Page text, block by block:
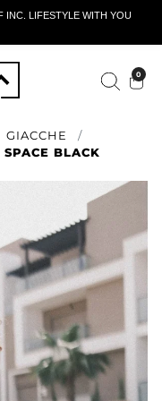
INC. LIFESTYLE WITH YOU
0
GIACCHE
BLACK
ATTIVO